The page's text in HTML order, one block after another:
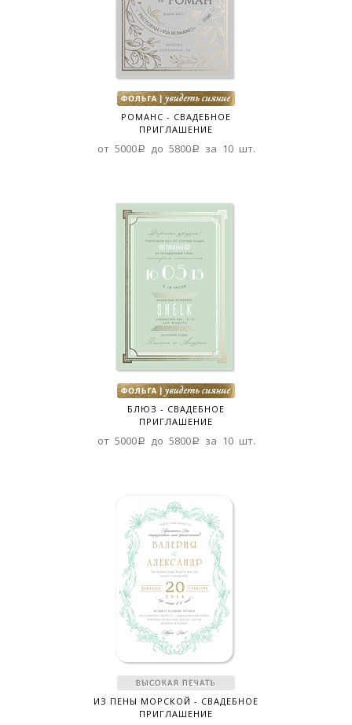
РОМАНС - СВАДЕБНОЕ
ПРИГЛАШЕНИЕ
от 5000a до 5800a за 10 шт.
БЛЮЗ - СВАДЕБНОЕ
ПРИГЛАШЕНИЕ
от 5000a до 5800a за 10 шт.
ИЗ ПЕНЫ МОРСКОЙ - СВАДЕБНОЕ
ПРИГЛАШЕНИЕ